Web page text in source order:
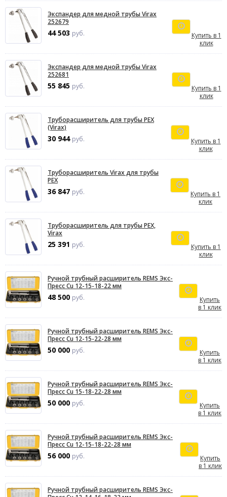
Экспандер для медной трубы Virax
252679
44 503 руб.
Купить в 1
клик
Экспандер для медной трубы Virax
252681
55 845 руб.
Купить в 1
клик
Труборасширитель для трубы PEX
(Virax)
30 944 руб.
Купить в 1
клик
Труборасширитель Virax для трубы
PEX
36 847 руб.
Купить в 1
клик
Труборасширитель для трубы PEX,
Virax
25 391 руб.
Купить в 1
клик
Ручной трубный расширитель REMS Экс-
Пресс Cu 12-15-18-22 мм
48 500 руб.
Купить
в 1 клик
Ручной трубный расширитель REMS Экс-
Пресс Cu 12-15-22-28 мм
50 000 руб.
Купить
в 1 клик
Ручной трубный расширитель REMS Экс-
Пресс Cu 15-18-22-28 мм
50 000 руб.
Купить
в 1 клик
Ручной трубный расширитель REMS Экс-
Пресс Cu 12-15-18-22-28 мм
56 000 руб.
Купить
в 1 клик
Ручной трубный расширитель REMS Экс-